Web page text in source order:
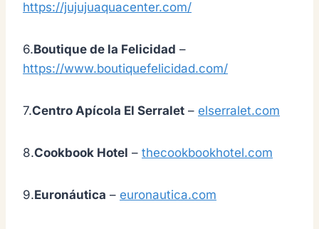
https://jujujuaquacenter.com/
6.Boutique de la Felicidad –
https://www.boutiquefelicidad.com/
7.Centro Apícola El Serralet – elserralet.com
8.Cookbook Hotel – thecookbookhotel.com
9.Euronáutica – euronautica.com